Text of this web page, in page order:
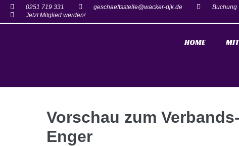
0251 719 331 geschaeftsstelle@wacker-djk.de
Buchung
Jetzt Mitglied werden!
HOME
Vorschau zum
Enger